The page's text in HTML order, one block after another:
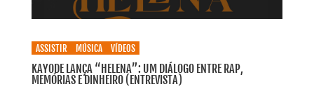
ASSISTIR MÚSICA VÍDEOS
KAYODE LANÇA “HELENA”: UM DIÁLOGO ENTRE RAP,
MEMÓRIAS E DINHEIRO (ENTREVISTA)